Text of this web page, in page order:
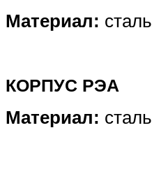
Материал: сталь
КОРПУС РЭА
Материал: сталь